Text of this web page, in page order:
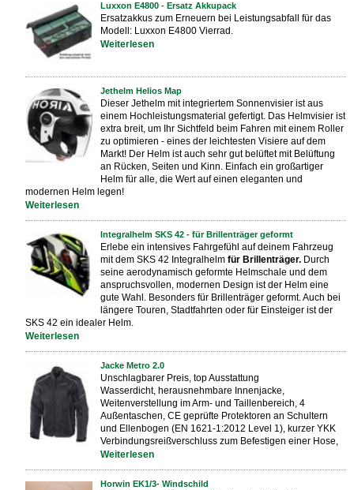
Luxxon E4800 - Ersatz Akkupack
Ersatzakkus zum Erneuern bei Leistungsabfall für das
Modell: Luxxon E4800 Vierrad.
Weiterlesen
Jethelm Helios Map
Dieser Jethelm mit integriertem Sonnenvisier ist aus
einem Hochleistungsmaterial gefertigt. Das Helmvisier ist
extra breit, um Ihr Sichtfeld beim Fahren mit einem Roller
zu optimieren - eines der leichtesten Visiere auf dem
Markt! Der Helm ist auch sehr gut belüftet mit Belüftung
an Rücken, Seiten und Kinn. Einfach ein großartiger
Helm für alle, die Wert auf einen eleganten und
modernen Helm legen!
Weiterlesen
Integralhelm SKS 42 - für Brillenträger geformt
Erlebe ein intensives Fahrgefühl auf deinem Fahrzeug
mit dem SKS 42 Integralhelmfür Brillenträger. Durch
seine aerodynamisch geformte Helmschale und dem
anspruchsvollen, modernen Design ist der Helm eine
gute Wahl. Besonders für Brillenträger geformt. Auch bei
längere Touren, Stadtfahrten oder für Einsteiger ist der
SKS 42 ein idealer Helm.
Weiterlesen
Jacke Metro 2.0
Unschlagbarer Preis, top Ausstattung
Wasserdicht, herausnehmbare Innenjacke,
Weitenverstellung im Arm- und Taillenbereich, 4
Außentaschen, CE geprüfte Protektoren an Schultern
und Ellenbogen (EN 1621-1:2012 Level 1), kurzer YKK
Verbindungsreißverschluss zum Befestigen einer Hose,
Weiterlesen
Horwin EK1/3- Windschild